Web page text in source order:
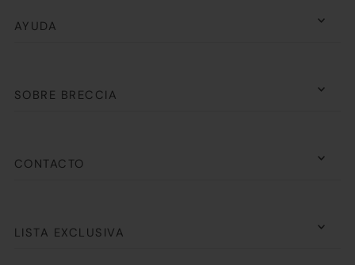
AYUDA
SOBRE BRECCIA
CONTACTO
LISTA EXCLUSIVA